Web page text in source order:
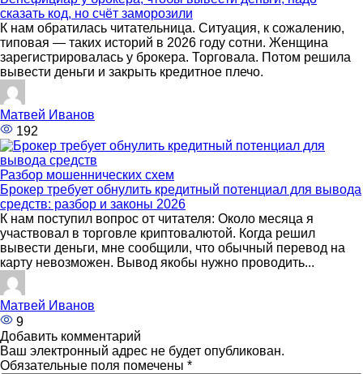
сказать код, но счёт заморозили
К нам обратилась читательница. Ситуация, к сожалению,
типовая — таких историй в 2026 году сотни. Женщина
зарегистрировалась у брокера. Торговала. Потом решила
вывести деньги и закрыть кредитное плечо.
Матвей Иванов
192
Разбор мошеннических схем
Брокер требует обнулить кредитный потенциал для вывода
средств: разбор и законы 2026
К нам поступил вопрос от читателя: Около месяца я
участвовал в торговле криптовалютой. Когда решил
вывести деньги, мне сообщили, что обычный перевод на
карту невозможен. Вывод якобы нужно проводить...
Матвей Иванов
9
Добавить комментарий
Ваш электронный адрес не будет опубликован.
Обязательные поля помечены *